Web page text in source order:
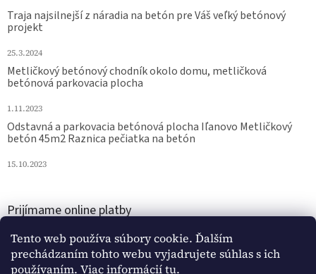
Tento web používa súbory cookie. Ďalším
prechádzaním tohto webu vyjadrujete súhlas s ich
používaním. Viac informáciítu.
Traja najsilnejší z náradia na betón pre Váš veľký betónový
projekt
25.3.2024
Metličkový betónový chodník okolo domu, metličková
betónová parkovacia plocha
1.11.2023
Odstavná a parkovacia betónová plocha Iľanovo Metličkový
betón 45m2 Raznica pečiatka na betón
15.10.2023
Prijímame online platby